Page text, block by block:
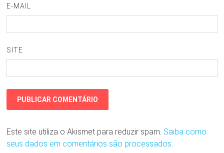
E-MAIL
SITE
Este site utiliza o Akismet para reduzir spam. Saiba como
seus dados em comentários são processados.